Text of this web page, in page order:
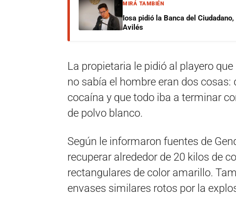
MIRÁ TAMBIÉN
Iosa pidió la Banca del
Avilés
La propietaria le pidió al playero
no sabía el hombre eran dos
cocaína y que todo iba a terminar
de polvo blanco.
Según le informaron fuentes de
recuperar alrededor de 20 kilos de
rectangulares de color amarillo.
envases similares rotos por la